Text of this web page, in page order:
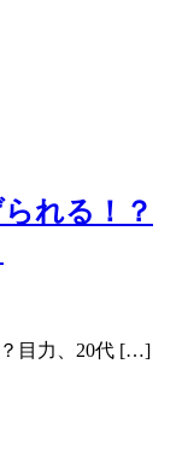
れる！？
目力、20代 […]